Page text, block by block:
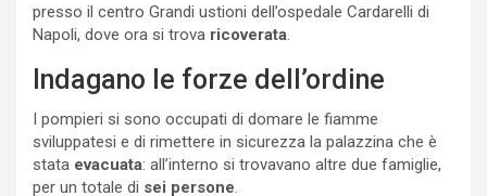
presso il centro Grandi ustioni dell’ospedale Cardarelli di
Napoli, dove ora si trova ricoverata.
Indagano le forze dell’ordine
I pompieri si sono occupati di domare le fiamme
sviluppatesi e di rimettere in sicurezza la palazzina che è
stata evacuata: all’interno si trovavano altre due famiglie,
per un totale di sei persone.